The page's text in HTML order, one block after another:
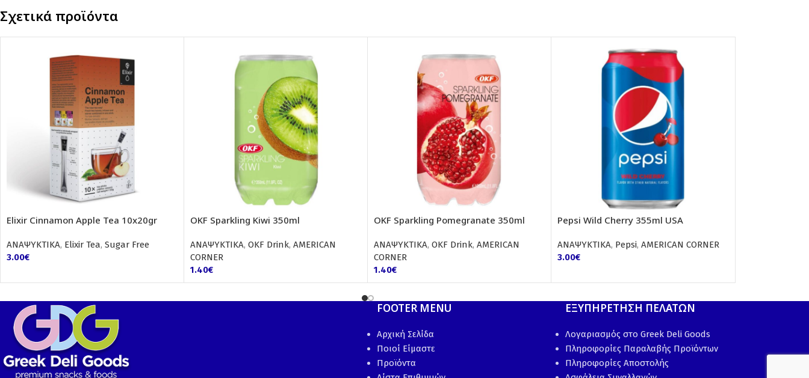
Σχετικά προϊόντα
Elixir Cinnamon Apple Tea 10x20gr
ΑΝΑΨΥΚΤΙΚΑ, Elixir Tea, Sugar Free
3.00€
OKF Sparkling Kiwi 350ml
ΑΝΑΨΥΚΤΙΚΑ, OKF Drink, AMERICAN
CORNER
1.40€
OKF Sparkling Pomegranate 350ml
ΑΝΑΨΥΚΤΙΚΑ, OKF Drink, AMERICAN
CORNER
1.40€
Pepsi Wild Cherry 355ml USA
ΑΝΑΨΥΚΤΙΚΑ, Pepsi, AMERICAN CORNER
3.00€
FOOTER MENU
Αρχική Σελίδα
Ποιοί Είμαστε
Προϊόντα
ΕΞΥΠΗΡΕΤΗΣΗ ΠΕΛΑΤΩΝ
Λογαριασμός στο Greek Deli Goods
Πληροφορίες Παραλαβής Προϊόντων
Πληροφορίες Αποστολής